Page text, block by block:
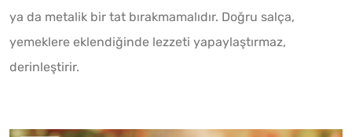
ya da metalik bir tat bırakmamalıdır. Doğru salça,
yemeklere eklendiğinde lezzeti yapaylaştırmaz,
derinleştirir.